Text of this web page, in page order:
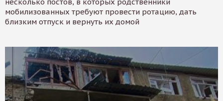
мобилизованных требуют провести ротацию, дать
близким отпуск и вернуть их домой